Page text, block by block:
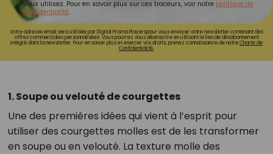
vous utilisez. Pour en savoir plus sur ces traceurs, voir notre politique de
confidentialité.
Votre adresse email sera utilisée par Digital Prisma Playerspour vous envoyer votre newsletter contenant des
offres commerciales personnalisées. Vous pourrez vous désinscrire en utilisant le lien de désabonnement
intégré dans la newsletter. Pour en savoir plus et exercer vos droits, prenez connaissance de notreCharte de
Confidentialité.
1. Soupe ou velouté de courgettes
Une des premières idées qui vient à l’esprit pour
utiliser des courgettes molles est de les transformer
en soupe ou en velouté. La texture molle des